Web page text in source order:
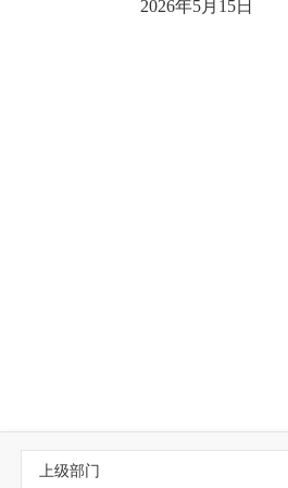
2026年5月15日
上级部门